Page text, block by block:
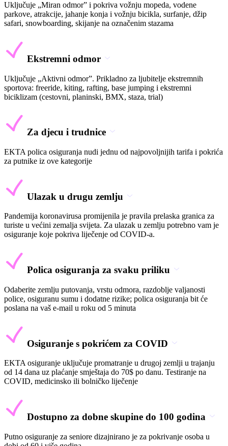
Uključuje „Miran odmor” i pokriva vožnju mopeda, vodene
parkove, atrakcije, jahanje konja i vožnju bicikla, surfanje, džip
safari, snowboarding, skijanje na označenim stazama
Ekstremni odmor
Uključuje „Aktivni odmor”. Prikladno za ljubitelje ekstremnih
sportova: freeride, kiting, rafting, base jumping i ekstremni
biciklizam (cestovni, planinski, BMX, staza, trial)
Za djecu i trudnice
EKTA polica osiguranja nudi jednu od najpovoljnijih tarifa i pokrića
za putnike iz ove kategorije
Ulazak u drugu zemlju
Pandemija koronavirusa promijenila je pravila prelaska granica za
turiste u većini zemalja svijeta. Za ulazak u zemlju potrebno vam je
osiguranje koje pokriva liječenje od COVID-a.
Polica osiguranja za svaku priliku
Odaberite zemlju putovanja, vrstu odmora, razdoblje valjanosti
police, osiguranu sumu i dodatne rizike; polica osiguranja bit će
poslana na vaš e-mail u roku od 5 minuta
Osiguranje s pokrićem za COVID
EKTA osiguranje uključuje promatranje u drugoj zemlji u trajanju
od 14 dana uz plaćanje smještaja do 70$ po danu. Testiranje na
COVID, medicinsko ili bolničko liječenje
Dostupno za dobne skupine do 100 godina
Putno osiguranje za seniore dizajnirano je za pokrivanje osoba u